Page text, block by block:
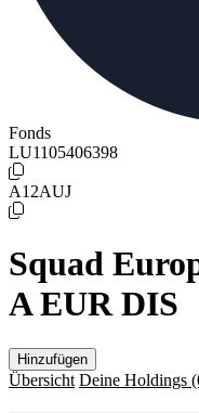
Fonds
LU1105406398
A12AUJ
Squad
A EUR DIS
Hinzufügen
Übersicht Deine Holdings